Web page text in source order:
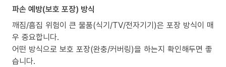
파손 예방(보호 포장) 방식
깨짐/흠집 위험이 큰 물품(식기/TV/전자기기)은 포장 방식이 매
우 중요합니다.
어떤 방식으로 보호 포장(완충/커버링)을 하는지 확인해두면 좋
습니다.